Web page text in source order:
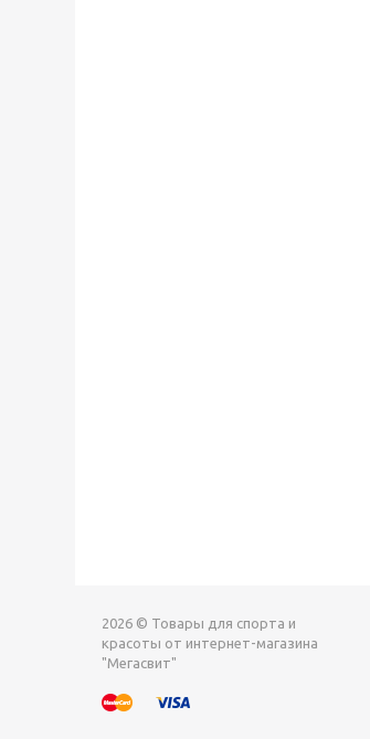
2026 © Товары для спорта и
красоты от интернет-магазина
"Мегасвит"